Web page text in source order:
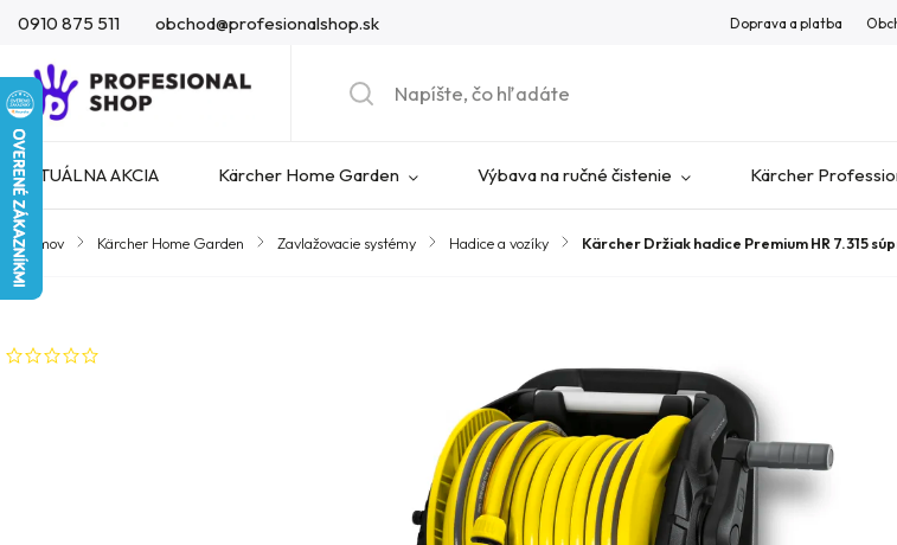
0910 875 511 obchod@profesionalshop.sk Doprava a platba
AKTUÁLNA AKCIA Kärcher Home Garden Výbava na ručné čistenie Kärcher
Domov / Kärcher Home Garden / Zavlažovacie systémy / Hadice a vozíky / Kärcher Držiak hadice Premium HR 7.315